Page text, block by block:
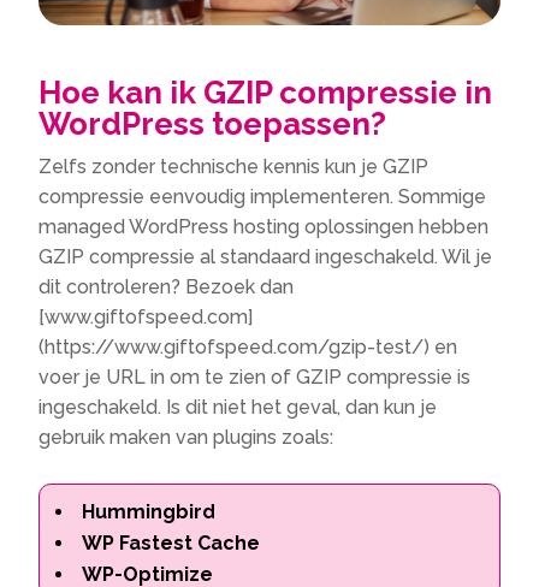
Hoe kan ik GZIP compressie in
WordPress toepassen?
Zelfs zonder technische kennis kun je GZIP
compressie eenvoudig implementeren. Sommige
managed WordPress hosting oplossingen hebben
GZIP compressie al standaard ingeschakeld. Wil je
dit controleren? Bezoek dan
[www.giftofspeed.com]
(https://www.giftofspeed.com/gzip-test/) en
voer je URL in om te zien of GZIP compressie is
ingeschakeld. Is dit niet het geval, dan kun je
gebruik maken van plugins zoals:
Hummingbird
WP Fastest Cache
WP-Optimize